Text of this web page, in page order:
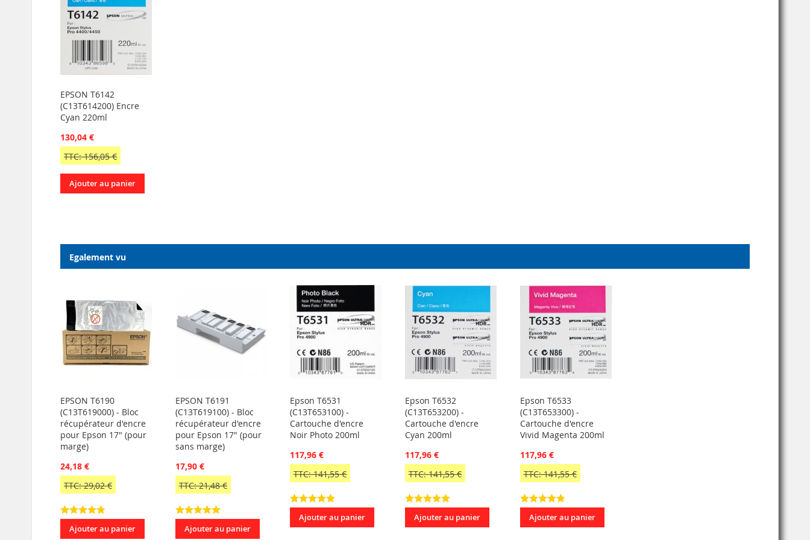
EPSON T6142
(C13T614200) Encre
Cyan 220ml
130,04 €
TTC: 156,05 €
Ajouter au panier
Egalement vu
EPSON T6190
(C13T619000) - Bloc
récupérateur d'encre
pour Epson 17" (pour
marge)
24,18 €
TTC: 29,02 €
Ajouter au panier
EPSON T6191
(C13T619100) - Bloc
récupérateur d'encre
pour Epson 17" (pour
sans marge)
17,90 €
TTC: 21,48 €
Ajouter au panier
Epson T6531
(C13T653100) -
Cartouche d'encre
Noir Photo 200ml
117,96 €
TTC: 141,55 €
Ajouter au panier
Epson T6532
(C13T653200) -
Cartouche d'encre
Cyan 200ml
117,96 €
TTC: 141,55 €
Ajouter au panier
Epson T6533
(C13T653300) -
Cartouche d'encre
Vivid Magenta 200ml
117,96 €
TTC: 141,55 €
Ajouter au panier